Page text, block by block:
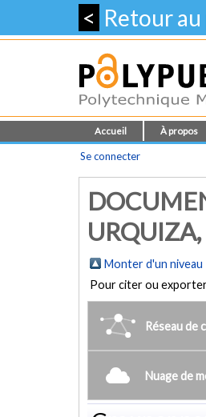
< Retour
Accueil À propos
Se connecter
Monter d'un niveau
Pour citer ou
Réseau de
Nuage de